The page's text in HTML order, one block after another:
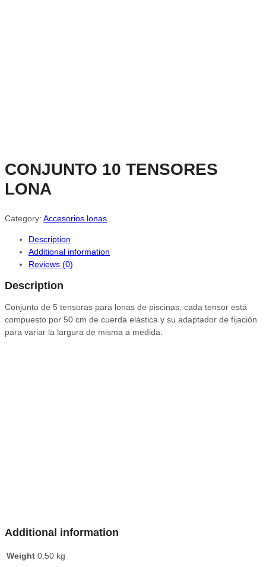
CONJUNTO 10 TENSORES
LONA
Category: Accesorios lonas
Description
Additional information
Reviews (0)
Description
Conjunto de 5 tensoras para lonas de piscinas, cada tensor está
compuesto por 50 cm de cuerda elástica y su adaptador de fijación
para variar la largura de misma a medida.
Additional information
Weight 0.50 kg